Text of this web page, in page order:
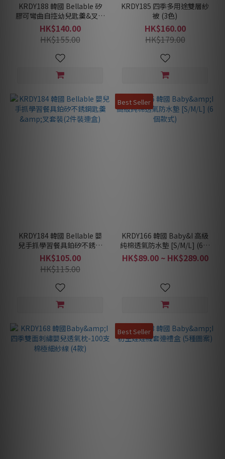
KRDY188 韓國 Bellable 矽
膠可彎曲自控幼兒匙羹&叉套
裝 (附收納盒)
HK$140.00
HK$155.00
KRDY185 四季多用途雙層紗
被 (3色)
HK$160.00
HK$179.00
KRDY184 韓國 Bellable 嬰
兒手抓學習餐具鉑矽不銹鋼
匙羹&叉套裝(2件裝連盒)
HK$105.00
HK$115.00
Best Seller
KRDY166 韓國 Baby&I 高級
純棉透氣防水墊 [S/M/L] (6個
款式)
HK$89.00 ~ HK$289.00
Best Seller